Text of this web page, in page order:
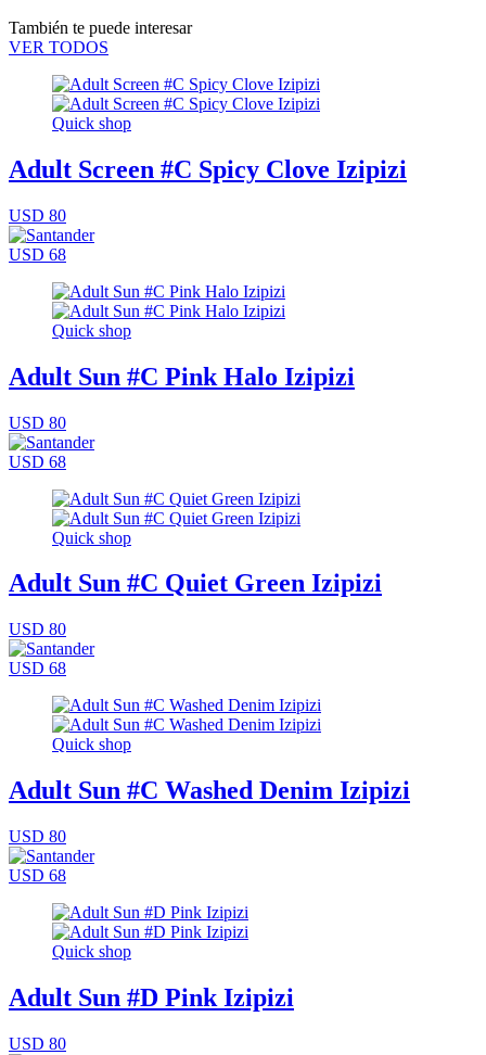
También te puede interesar
VER TODOS
Quick shop
Adult Screen #C Spicy Clove Izipizi
USD 80
USD 68
Quick shop
Adult Sun #C Pink Halo Izipizi
USD 80
USD 68
Quick shop
Adult Sun #C Quiet Green Izipizi
USD 80
USD 68
Quick shop
Adult Sun #C Washed Denim Izipizi
USD 80
USD 68
Quick shop
Adult Sun #D Pink Izipizi
USD 80